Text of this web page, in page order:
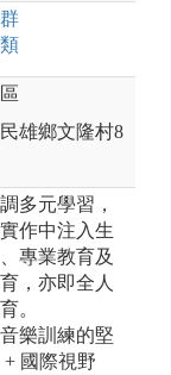
雄鄉文隆村8
多元學習，
作中注入生
專業教育及
，亦即全人
。
樂訓練的堅
國際視野